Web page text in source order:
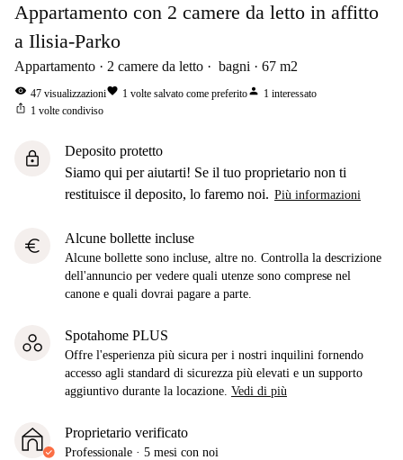
Appartamento con 2 camere da letto in affitto
a Ilisia-Parko
Appartamento 2 camere da letto bagni 67 m2
visibility 47 visualizzazionifavorite 1 volte salvato come preferitoperson 1 interessato
ios_share 1 volte condiviso
lock
Deposito protetto
Siamo qui per aiutarti! Se il tuo proprietario non ti
restituisce il deposito, lo faremo noi. Più informazioni
euro Alcune bollette incluse
Alcune bollette sono incluse, altre no. Controlla la descrizione
dell'annuncio per vedere quali utenze sono comprese nel
canone e quali dovrai pagare a parte.
Spotahome PLUS
Offre l'esperienza più sicura per i nostri inquilini fornendo
accesso agli standard di sicurezza più elevati e un supporto
aggiuntivo durante la locazione. Vedi di più
Proprietario verificato
Professionale · 5 mesi con noi